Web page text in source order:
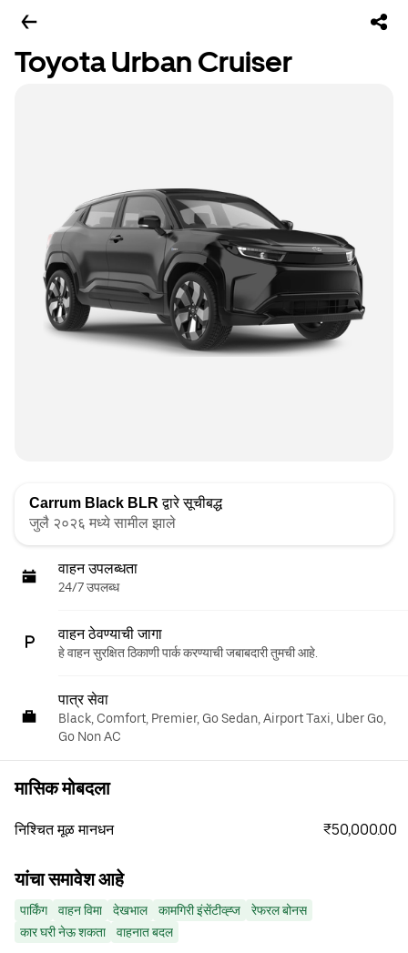
Toyota Urban Cruiser
Carrum Black BLR द्वारे सूचीबद्ध
जुलै २०२६ मध्ये सामील झाले
वाहन उपलब्धता
24/7 उपलब्ध
वाहन ठेवण्याची जागा
हे वाहन सुरक्षित ठिकाणी पार्क करण्याची जबाबदारी तुमची आहे.
पात्र सेवा
Black, Comfort, Premier, Go Sedan, Airport Taxi, Uber Go,
Go Non AC
मासिक मोबदला
निश्चित मूळ मानधन ₹50,000.00
यांचा समावेश आहे
पार्किंग वाहन विमा देखभाल कामगिरी इंसेंटीव्ह्ज
रेफरल बोनस
कार घरी नेऊ शकता
वाहनात बदल